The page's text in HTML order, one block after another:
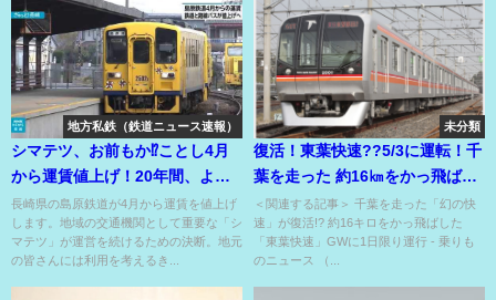
地方私鉄（鉄道ニュース速報）
シマテツ、お前もか⁉ことし4月
から運賃値上げ！20年間、よく
頑張ったな！
長崎県の島原鉄道が4月から運賃を値上げ
します。地域の交通機関として重要な「シ
マテツ」が運営を続けるための決断。地元
の皆さんには利用を考えるき...
未分類
復活！東葉快速??5/3に運転！千
葉を走った 約16㎞をかっ飛ばし
た『幻の快速』??
＜関連する記事＞ 千葉を走った「幻の快
速」が復活!? 約16キロをかっ飛ばした
「東葉快速」GWに1日限り運行 - 乗りも
のニュース （...